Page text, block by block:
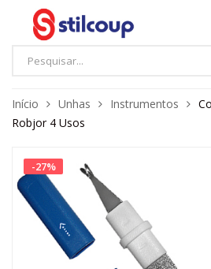
Início Unhas Instrumentos
Robjor 4 Usos
-27%